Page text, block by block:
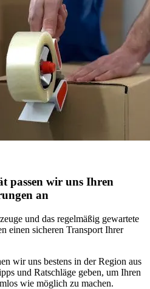
passen wir uns Ihren
an
und das regelmäßig gewartete
einen sicheren Transport Ihrer
wir uns bestens in der Region aus
und Ratschläge geben, um Ihren
wie möglich zu machen.